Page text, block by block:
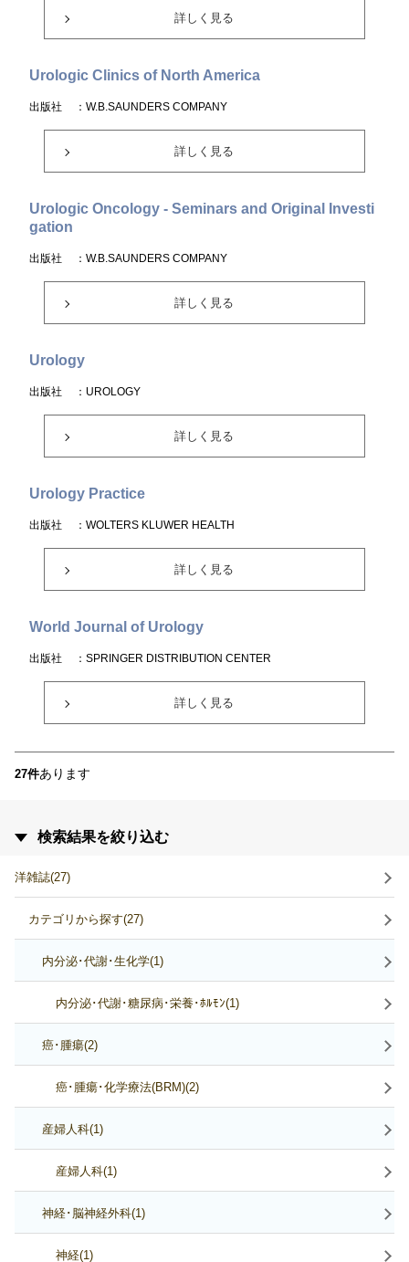
詳しく見る
Urologic Clinics of North America
出版社 ：W.B.SAUNDERS COMPANY
詳しく見る
Urologic Oncology - Seminars and Original Investi
gation
出版社 ：W.B.SAUNDERS COMPANY
詳しく見る
Urology
出版社 ：UROLOGY
詳しく見る
Urology Practice
出版社 ：WOLTERS KLUWER HEALTH
詳しく見る
World Journal of Urology
出版社 ：SPRINGER DISTRIBUTION CENTER
詳しく見る
27件あります
検索結果を絞り込む
洋雑誌(27)
カテゴリから探す(27)
内分泌･代謝･生化学(1)
内分泌･代謝･糖尿病･栄養･ﾎﾙﾓﾝ(1)
癌･腫瘍(2)
癌･腫瘍･化学療法(BRM)(2)
産婦人科(1)
産婦人科(1)
神経･脳神経外科(1)
神経(1)